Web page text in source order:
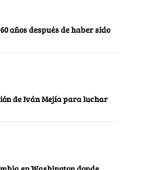
años después de haber sido
de Iván Mejía para luchar